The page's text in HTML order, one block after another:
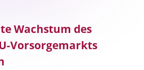
Wachstum des
Vorsorgemarkts